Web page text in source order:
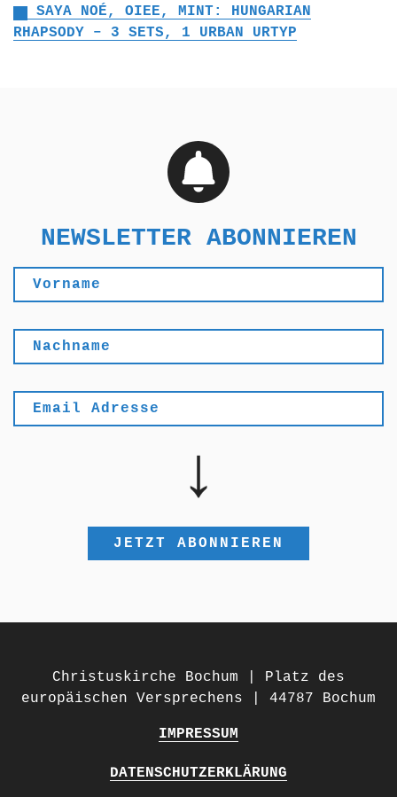
SAYA NOÉ, OIEE, MINT: HUNGARIAN
RHAPSODY – 3 SETS, 1 URBAN URTYP
NEWSLETTER ABONNIEREN
Christuskirche Bochum | Platz des
europäischen Versprechens | 44787 Bochum
IMPRESSUM
DATENSCHUTZERKLÄRUNG